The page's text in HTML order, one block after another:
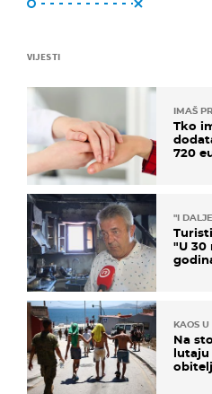
VIJESTI
IMAŠ
Tko
720
"I
"U 30
KAOS U
Na
lutaju